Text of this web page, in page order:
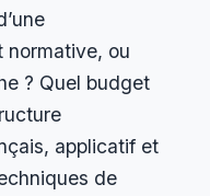
normative, ou
? Quel budget
applicatif et
de